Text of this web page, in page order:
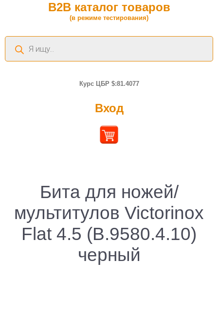
B2B каталог товаров
(в режиме тестирования)
Поиск
товаров
Курс ЦБР $:81.4077
Вход
Бита для ножей/
мультитулов Victorinox
Flat 4.5 (B.9580.4.10)
черный